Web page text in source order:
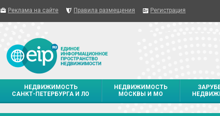
Реклама на сайте Правила размещения Регистрация
НЕДВИЖИМОСТЬ
САНКТ-ПЕТЕРБУРГА И ЛО
НЕДВИЖИМОСТЬ
МОСКВЫ И МО